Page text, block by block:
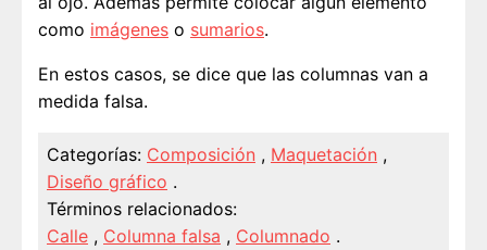
como imágenes o sumarios.
En estos casos, se dice que las columnas van a
medida falsa.
Categorías: Composición , Maquetación ,
Diseño gráfico .
Términos relacionados:
Calle , Columna falsa , Columnado .